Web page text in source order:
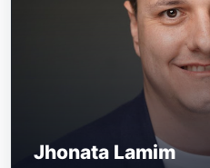
Jhonata Lamim